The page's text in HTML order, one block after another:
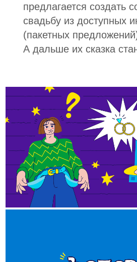
предлагается создать
свадьбу из доступных
(пакетных
А дальше их сказка